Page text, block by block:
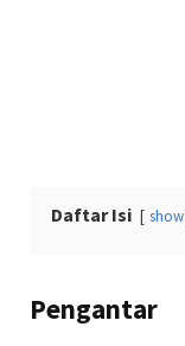
Daftar Isi show
Pengantar